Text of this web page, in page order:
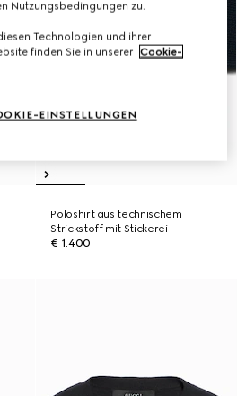
Poloshirt aus technischem
Strickstoff mit Stickerei
€ 1.400
Nutzungsbedingungen zu.
Technologien und ihrer
finden Sie in unserer Cookie-
EINSTELLUNGEN